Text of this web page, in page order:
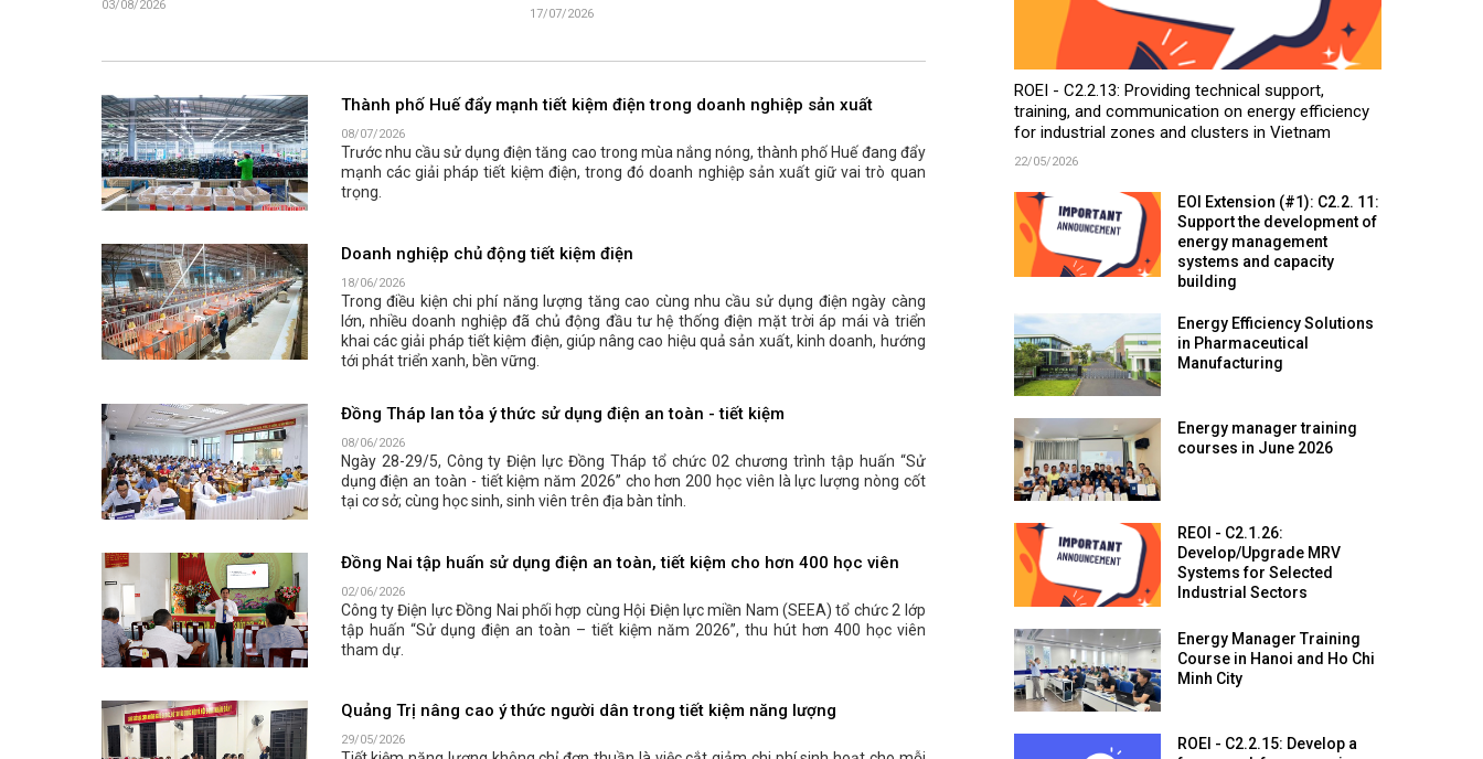
03/08/2026
17/07/2026
Thành phố Huế đẩy mạnh tiết kiệm điện trong doanh nghiệp sản xuất
08/07/2026
Trước nhu cầu sử dụng điện tăng cao trong mùa nắng nóng, thành phố Huế đang đẩy
mạnh các giải pháp tiết kiệm điện, trong đó doanh nghiệp sản xuất giữ vai trò quan
trọng.
Doanh nghiệp chủ động tiết kiệm điện
18/06/2026
Trong điều kiện chi phí năng lượng tăng cao cùng nhu cầu sử dụng điện ngày càng
lớn, nhiều doanh nghiệp đã chủ động đầu tư hệ thống điện mặt trời áp mái và triển
khai các giải pháp tiết kiệm điện, giúp nâng cao hiệu quả sản xuất, kinh doanh, hướng
tới phát triển xanh, bền vững.
Đồng Tháp lan tỏa ý thức sử dụng điện an toàn - tiết kiệm
08/06/2026
Ngày 28-29/5, Công ty Điện lực Đồng Tháp tổ chức 02 chương trình tập huấn “Sử
dụng điện an toàn - tiết kiệm năm 2026” cho hơn 200 học viên là lực lượng nòng cốt
tại cơ sở; cùng học sinh, sinh viên trên địa bàn tỉnh.
Đồng Nai tập huấn sử dụng điện an toàn, tiết kiệm cho hơn 400 học viên
02/06/2026
Công ty Điện lực Đồng Nai phối hợp cùng Hội Điện lực miền Nam (SEEA) tổ chức 2 lớp
tập huấn “Sử dụng điện an toàn – tiết kiệm năm 2026”, thu hút hơn 400 học viên
tham dự.
Quảng Trị nâng cao ý thức người dân trong tiết kiệm năng lượng
29/05/2026
ROEI - C2.2.13: Providing technical support,
training, and communication on energy efficiency
for industrial zones and clusters in Vietnam
22/05/2026
EOI Extension (#1): C2.2. 11:
Support the development of
energy management
systems and capacity
building
Energy Efficiency Solutions
in Pharmaceutical
Manufacturing
Energy manager training
courses in June 2026
REOI - C2.1.26:
Develop/Upgrade MRV
Systems for Selected
Industrial Sectors
Energy Manager Training
Course in Hanoi and Ho Chi
Minh City
ROEI - C2.2.15: Develop a